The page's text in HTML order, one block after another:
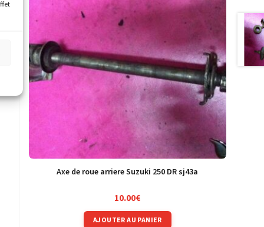
Axe de roue arriere Suzuki 250 DR sj43a
10.00€
AJOUTER AU PANIER